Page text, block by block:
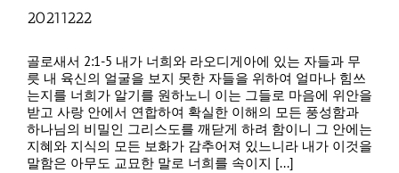
20211222
골로새서 2:1-5 내가 너희와 라오디게아에 있는 자들과 무
릇 내 육신의 얼굴을 보지 못한 자들을 위하여 얼마나 힘쓰
는지를 너희가 알기를 원하노니 이는 그들로 마음에 위안을
받고 사랑 안에서 연합하여 확실한 이해의 모든 풍성함과
하나님의 비밀인 그리스도를 깨닫게 하려 함이니 그 안에는
지혜와 지식의 모든 보화가 감추어져 있느니라 내가 이것을
말함은 아무도 교묘한 말로 너희를 속이지 [...]